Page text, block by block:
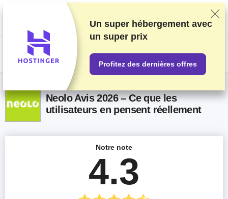
Nous classons nos produits sur la base de tests et de recherches
rigoureux, mais nous tenons également compte de vos commentaires et
des accords commerciaux conclus avec les fournisseurs. Cette page
contient des liens d'affiliation.Information sur la publicité.
US$
Neolo Avis 2026 – Ce que les
utilisateurs en pensent réellement
Notre note
4.3
Un super hébergement avec
un super prix
Profitez des dernières offres